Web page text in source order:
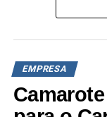
junto com os
história: usamos
excelente
sendo o
entregando
EMPRESA